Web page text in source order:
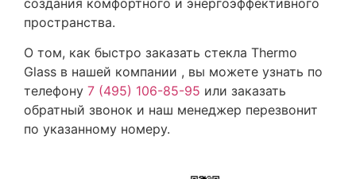
пространства.
О том, как быстро заказать стекла Thermo
Glass в нашей компании , вы можете узнать по
телефону 7 (495) 106-85-95 или заказать
обратный звонок и наш менеджер перезвонит
по указанному номеру.